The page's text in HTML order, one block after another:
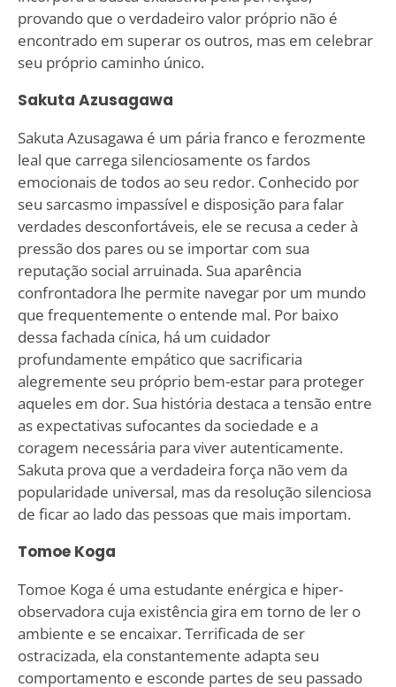
provando que o verdadeiro valor próprio não é
encontrado em superar os outros, mas em celebrar
seu próprio caminho único.
Sakuta Azusagawa
Sakuta Azusagawa é um pária franco e ferozmente
leal que carrega silenciosamente os fardos
emocionais de todos ao seu redor. Conhecido por
seu sarcasmo impassível e disposição para falar
verdades desconfortáveis, ele se recusa a ceder à
pressão dos pares ou se importar com sua
reputação social arruinada. Sua aparência
confrontadora lhe permite navegar por um mundo
que frequentemente o entende mal. Por baixo
dessa fachada cínica, há um cuidador
profundamente empático que sacrificaria
alegremente seu próprio bem-estar para proteger
aqueles em dor. Sua história destaca a tensão entre
as expectativas sufocantes da sociedade e a
coragem necessária para viver autenticamente.
Sakuta prova que a verdadeira força não vem da
popularidade universal, mas da resolução silenciosa
de ficar ao lado das pessoas que mais importam.
Tomoe Koga
Tomoe Koga é uma estudante enérgica e hiper-
observadora cuja existência gira em torno de ler o
ambiente e se encaixar. Terrificada de ser
ostracizada, ela constantemente adapta seu
comportamento e esconde partes de seu passado